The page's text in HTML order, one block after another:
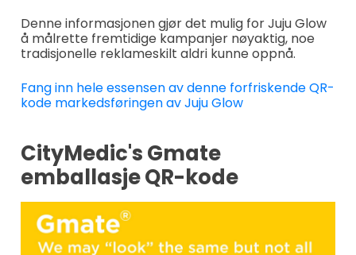
Denne informasjonen gjør det mulig for Juju Glow
å målrette fremtidige kampanjer nøyaktig, noe
tradisjonelle reklameskilt aldri kunne oppnå.
Fang inn hele essensen av denne forfriskende QR-
kode markedsføringen av Juju Glow
CityMedic's Gmate
emballasje QR-kode